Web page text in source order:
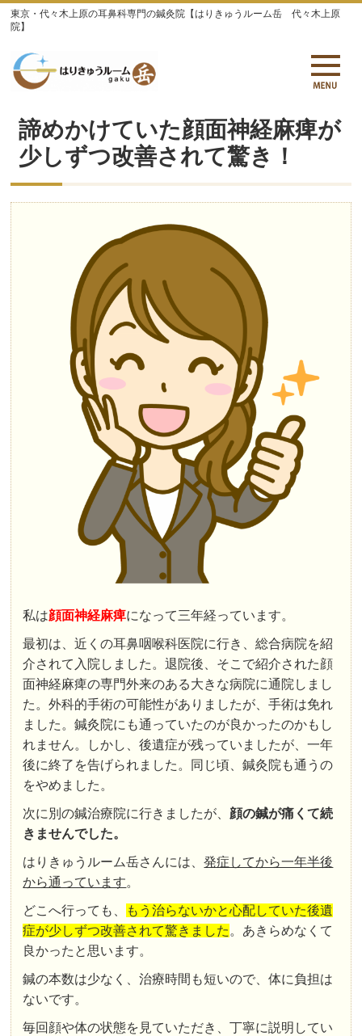
東京・代々木上原の耳鼻科専門の鍼灸院【はりきゅうルーム岳 代々木上原
院】
諦めかけていた顔面神経麻痺が
少しずつ改善されて驚き！
私は顔面神経麻痺になって三年経っています。
最初は、近くの耳鼻咽喉科医院に行き、総合病院を紹
介されて入院しました。退院後、そこで紹介された顔
面神経麻痺の専門外来のある大きな病院に通院しまし
た。外科的手術の可能性がありましたが、手術は免れ
ました。鍼灸院にも通っていたのが良かったのかもし
れません。しかし、後遺症が残っていましたが、一年
後に終了を告げられました。同じ頃、鍼灸院も通うの
をやめました。
次に別の鍼治療院に行きましたが、 顔の鍼が痛くて続
きませんでした。
はりきゅうルーム岳さんには、発症してから一年半後
から通っています。
どこへ行っても、
もう治らないかと心配していた後遺
症が少しずつ改善されて驚きました。あきらめなくて
良かったと思います。
鍼の本数は少なく、治療時間も短いので、体に負担は
ないです。
毎回顔や体の状態を見ていただき、丁寧に説明してい